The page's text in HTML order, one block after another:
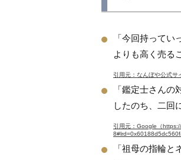
「今回持って
よりも高く売る
引用元：なんぼや公式
「鑑定士さん
したのち、二回
引用元：Google（
「祖母の指輪